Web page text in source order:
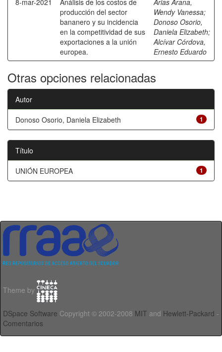
8-mar-2021
Análisis de los costos de
producción del sector
bananero y su incidencia
en la competitividad de sus
exportaciones a la unión
europea.
Arias Arana,
Wendy Vanessa;
Donoso Osorio,
Daniela Elizabeth;
Alcívar Córdova,
Ernesto Eduardo
Otras opciones relacionadas
Autor
1
Donoso Osorio, Daniela Elizabeth
Título
1
UNIÓN EUROPEA
Theme by
DSpace Software Copyright © 2002-2008 MIT and Hewlett-Packard -
Comentarios